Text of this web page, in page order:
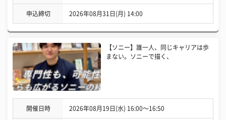
申込締切 2026年08月31日(月) 14:00
【ソニー】誰一人、同じキャリアは歩
まない。ソニーで描く、
開催日時 2026年08月19日(水) 16:00〜16:50